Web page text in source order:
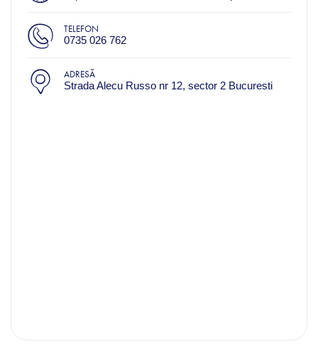
TELEFON
0735 026 762
ADRESĂ
Strada Alecu Russo nr 12, sector 2 Bucuresti